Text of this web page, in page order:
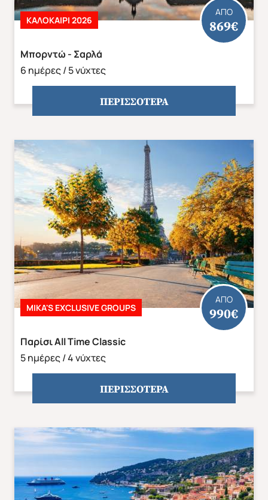
Χριστούγεννα & Πρωτοχρονιά Χειμώνας 2026/2027
Μπορντώ - Σαρλά
6 ημέρες / 5 νύχτες
ΑΠΟ
869€
ΚΑΛΟΚΑΙΡΙ 2026
ΠΕΡΙΣΣΟΤΕΡΑ
Παρίσι All Time Classic
5 ημέρες / 4 νύχτες
ΑΠΟ
990€
MIKA'S EXCLUSIVE GROUPS
ΠΕΡΙΣΣΟΤΕΡΑ